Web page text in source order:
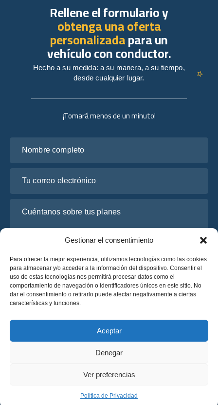
Gestionar el consentimiento
Para ofrecer la mejor experiencia, utilizamos tecnologías como las cookies
para almacenar y/o acceder a la información del dispositivo. Consentir el
uso de estas tecnologías nos permitirá procesar datos como el
comportamiento de navegación o identificadores únicos en este sitio. No
dar el consentimiento o retirarlo puede afectar negativamente a ciertas
características y funciones.
Aceptar
Denegar
Ver preferencias
Política de Privacidad
Política de Privacidad
Términos y Condiciones
¡Tomará menos de un minuto!
He leído y acepto la
Solicite un presupuesto
Solicite un presupuesto
Rellene el formulario y
obtenga una oferta
personalizadapara un
vehículo con conductor.
Hecho a su medida: a su manera, a su tiempo,
desde cualquier lugar.